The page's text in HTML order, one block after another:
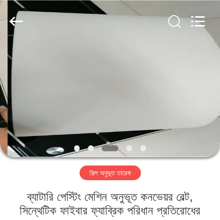
বাড়ি
পণ্য
আমাদের
সম্পর্কে
কারখানা
2026
HUATAO
LOVER
LTD.
Rights
Reserved.
শিল্প অনুভূত তারেক
ব্যাটারি পেস্টিং মেশিন অনুভূত কনভেয়র বেল্ট,
সিন্থেটিক ফাইবার ফ্যাব্রিক পরিধান প্রতিরোধের